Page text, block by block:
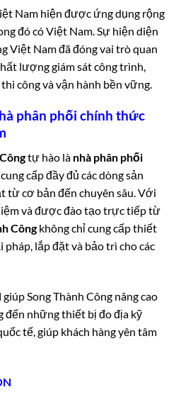
Nam hiện được ứng dụng rộng
đó có Việt Nam. Sự hiện diện
Việt Nam đã đóng vai trò quan
lượng giám sát công trình,
công và vận hành bền vững.
phân phối chính thức
tự hào là nhà phân phối
cung cấp đầy đủ các dòng sản
từ cơ bản đến chuyên sâu. Với
và được đào tạo trực tiếp từ
Côngkhông chỉ cung cấp thiết
lắp đặt và bảo trì cho các
giúp Song Thành Công nâng cao
đến những thiết bị đo địa kỹ
tế, giúp khách hàng yên tâm